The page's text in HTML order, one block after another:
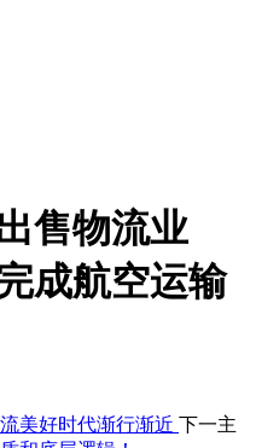
售物流业
成航空运输
美好时代渐行渐近 下一主